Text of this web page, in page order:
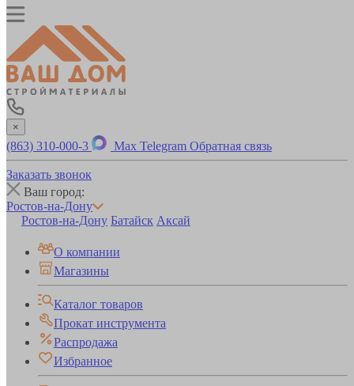
×
(863) 310-000-3 Max Telegram Обратная связь
Заказать звонок
Ваш город:
Ростов-на-Дону
Ростов-на-Дону Батайск Аксай
О компании
Магазины
Каталог товаров
Прокат инструмента
Распродажа
Избранное